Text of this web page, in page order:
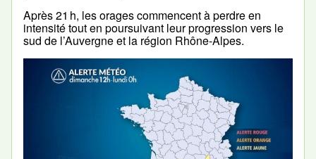
Après 21 h, les orages commencent à perdre en
intensité tout en poursuivant leur progression vers le
sud de l’Auvergne et la région Rhône-Alpes.